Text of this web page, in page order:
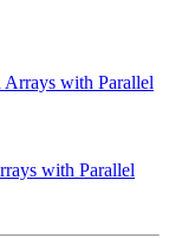
with Parallel